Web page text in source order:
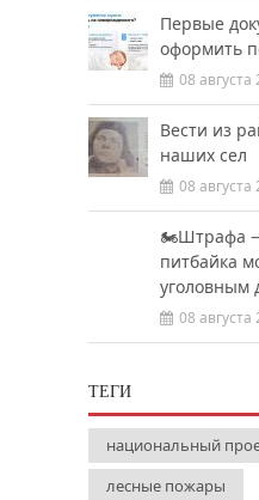
Первые
оформить
08 августа
Вести из
наших сел
08 августа
🏍️Штрафа —
питбайка
уголовным
08 августа
ТЕГИ
национальный
лесные пожары